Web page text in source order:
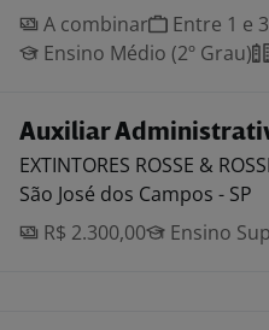
A combinar
Entre 1 e
Ensino Médio (2º Grau)
Auxiliar
EXTINTORES ROSSE &
São José dos Campos - SP
R$ 2.300,00
Ensino